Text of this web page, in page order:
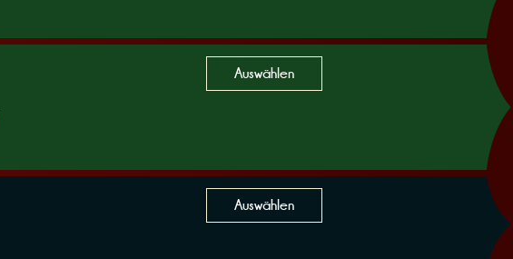
Auswählen
Auswählen